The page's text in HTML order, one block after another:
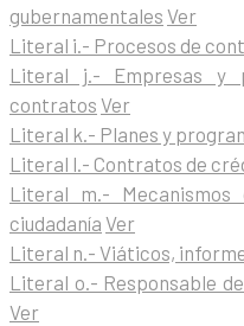
gubernamentales Ver
Literal i.- Procesos de
Literal j.- Empresas y
contratos Ver
Literal k.- Planes y
Literal l.- Contratos de
Literal m.-
ciudadanía Ver
Literal n.- Viáticos,
Literal o.- Responsable
Ver